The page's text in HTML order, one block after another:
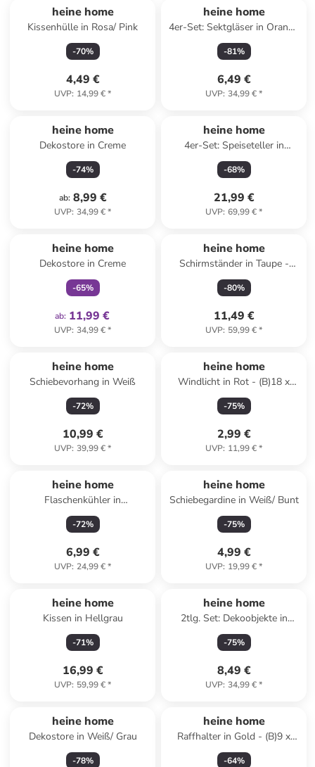
heine home
Kissenhülle in Rosa/ Pink
-70%
4,49 €
UVP: 14,99 €*
heine home
4er-Set: Sektgläser in Orange
- (H)24 cm
-81%
6,49 €
UVP: 34,99 €*
heine home
Dekostore in Creme
-74%
ab: 8,99 €
UVP: 34,99 €*
heine home
4er-Set: Speiseteller in
Orange - Ø 26 cm
-68%
21,99 €
UVP: 69,99 €*
heine home
Dekostore in Creme
-65%
ab: 11,99 €
UVP: 34,99 €*
heine home
Schirmständer in Taupe -
(H)49 x Ø 19 cm
-80%
11,49 €
UVP: 59,99 €*
heine home
Schiebevorhang in Weiß
-72%
10,99 €
UVP: 39,99 €*
heine home
Windlicht in Rot - (B)18 x
(H)19,5 x (T)8 cm
-75%
2,99 €
UVP: 11,99 €*
heine home
Flaschenkühler in
Transparent/ Schwarz - (H)21
cm
-72%
6,99 €
UVP: 24,99 €*
heine home
Schiebegardine in Weiß/ Bunt
-75%
4,99 €
UVP: 19,99 €*
heine home
Kissen in Hellgrau
-71%
16,99 €
UVP: 59,99 €*
heine home
2tlg. Set: Dekoobjekte in
Creme/ Rot
-75%
8,49 €
UVP: 34,99 €*
heine home
Dekostore in Weiß/ Grau
-78%
heine home
Raffhalter in Gold - (B)9 x
(H)14 x (T)7 cm
-64%